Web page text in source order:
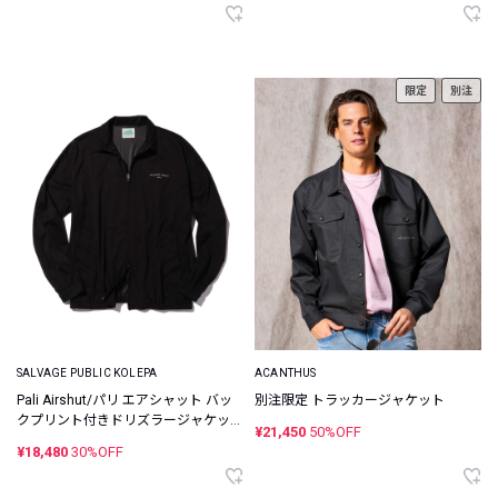
SALVAGE PUBLIC KOLEPA
Pali Airshut/パリ エアシャット バッ
クプリント付きドリズラージャケッ
¥18,480 30%OFF
限定 別注
ACANTHUS
別注限定 トラッカージャケット
¥21,450 50%OFF